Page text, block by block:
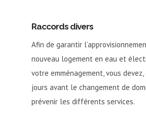
Raccords divers
Afin de garantir
nouveau logement en eau et
votre emménagement, vous devez,
jours avant le changement de
prévenir les différents services.